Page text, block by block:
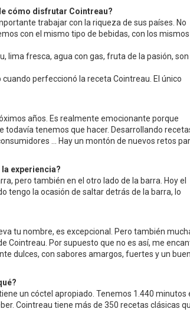
cómo disfrutar Cointreau?
trabajar con la riqueza de sus países. No
con el mismo tipo de bebidas, con los mismos
lima fresca, agua con gas, fruta de la pasión, son
perfeccionó la receta Cointreau. El único
años. Es realmente emocionante porque
tenemos que hacer. Desarrollando
... Hay un montón de nuevos retos
experiencia?
pero también en el otro lado de la barra. Hoy el
tengo la ocasión de saltar detrás de la barra, lo
tu nombre, es excepcional. Pero también
Cointreau. Por supuesto que no es así, me
dulces, con sabores amargos, fuertes y un buen
un cóctel apropiado. Tenemos 1.440 minutos
Cointreau tiene más de 350 recetas clásicas